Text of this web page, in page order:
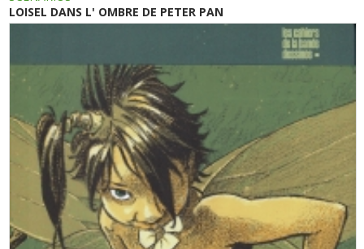
LOISEL DANS L' OMBRE DE PETER PAN